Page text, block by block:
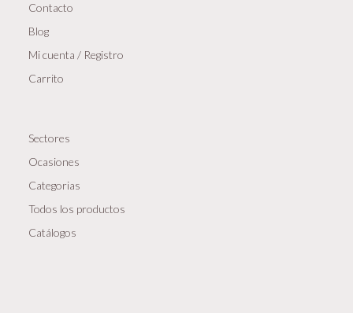
Contacto
Blog
Mi cuenta / Registro
Carrito
Sectores
Ocasiones
Categorias
Todos los productos
Catálogos